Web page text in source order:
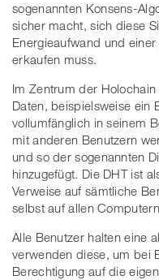
sogenannten Konsens-
sicher macht, sich diese
Energieaufwand und
erkaufen muss.
Im Zentrum der
Daten, beispielsweise ein
vollumfänglich in seinem
mit anderen Benutzern
und so der sogenannten
hinzugefügt. Die DHT ist
Verweise auf sämtliche
selbst auf allen
Alle Benutzer halten eine
verwenden diese, um bei
Berechtigung auf die